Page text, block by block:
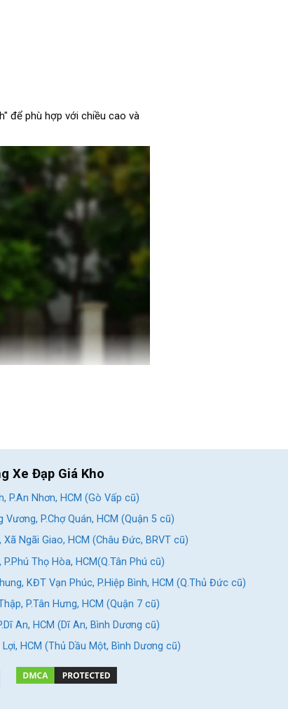
để phù hợp với chiều cao và
inch. Tùy theo sự phát triển của
Xe Đạp Giá Kho
P.An Nhơn, HCM (Gò Vấp cũ)
P.Chợ Quán, HCM (Quận 5 cũ)
Ngãi Giao, HCM (Châu Đức, BRVT cũ)
Thọ Hòa, HCM(Q.Tân Phú cũ)
KĐT Vạn Phúc, P.Hiệp Bình, HCM (Q.Thủ Đức cũ)
P.Tân Hưng, HCM (Quận 7 cũ)
An, HCM (Dĩ An, Bình Dương cũ)
Lợi, HCM (Thủ Dầu Một, Bình Dương cũ)